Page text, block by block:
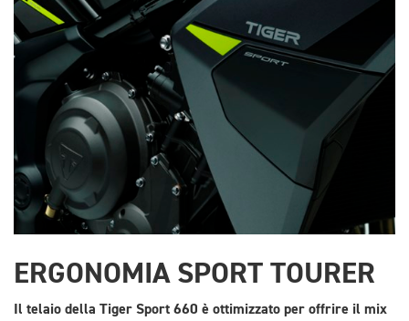
ERGONOMIA SPORT TOURER
Il telaio della Tiger Sport 660 è ottimizzato per offrire il mix